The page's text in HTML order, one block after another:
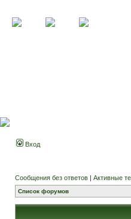
Вход
Сообщения без ответов | Активные
Список форумов